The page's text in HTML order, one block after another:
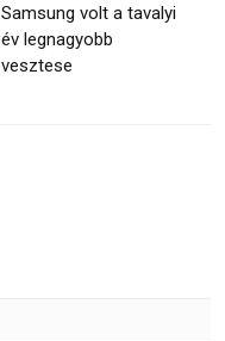
Samsung volt a tavalyi
év legnagyobb
vesztese